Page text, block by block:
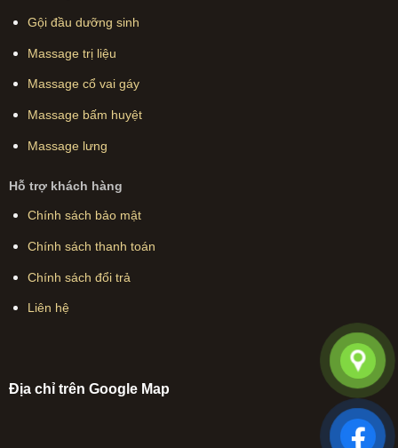
Gội đầu dưỡng sinh
Massage trị liệu
Massage cổ vai gáy
Massage bấm huyệt
Massage lưng
Hỗ trợ khách hàng
Chính sách bảo mật
Chính sách thanh toán
Chính sách đổi trả
Liên hệ
Địa chỉ trên Google Map